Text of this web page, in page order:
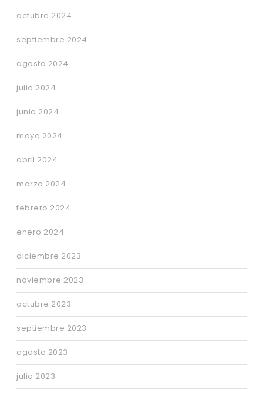
octubre 2024
septiembre 2024
agosto 2024
julio 2024
junio 2024
mayo 2024
abril 2024
marzo 2024
febrero 2024
enero 2024
diciembre 2023
noviembre 2023
octubre 2023
septiembre 2023
agosto 2023
julio 2023